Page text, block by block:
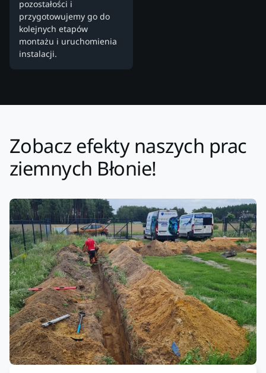
pozostałości i
przygotowujemy go do
kolejnych etapów
montażu i uruchomienia
instalacji.
Zobacz efekty naszych prac
ziemnych Błonie!